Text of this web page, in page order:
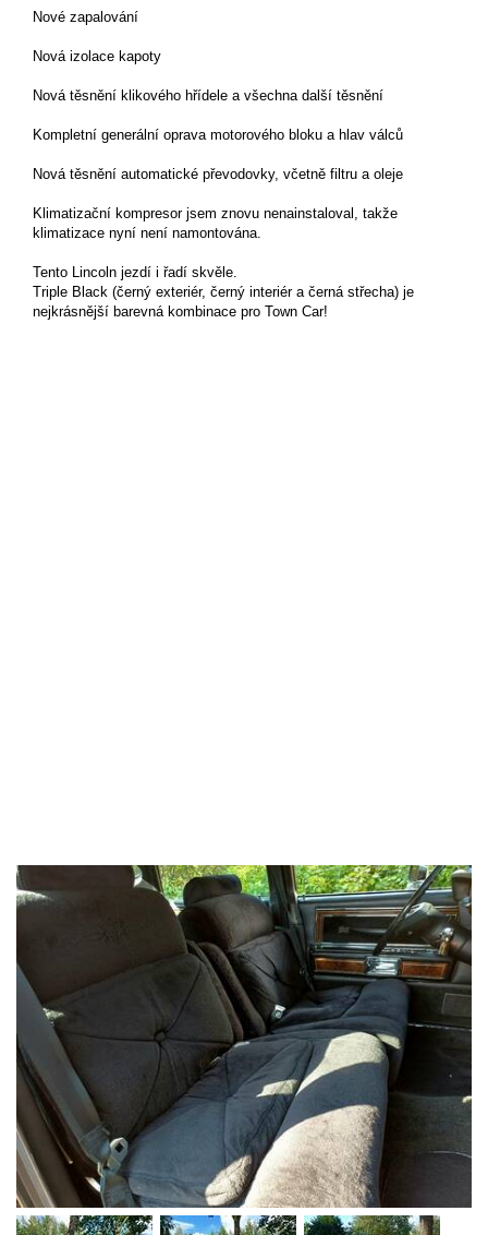
Nové zapalování
Nová izolace kapoty
Nová těsnění klikového hřídele a všechna další těsnění
Kompletní generální oprava motorového bloku a hlav válců
Nová těsnění automatické převodovky, včetně filtru a oleje
Klimatizační kompresor jsem znovu nenainstaloval, takže
klimatizace nyní není namontována.
Tento Lincoln jezdí i řadí skvěle.
Triple Black (černý exteriér, černý interiér a černá střecha) je
nejkrásnější barevná kombinace pro Town Car!